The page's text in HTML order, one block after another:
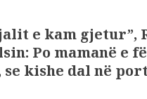
e kam gjetur”,
Po mamanë e
se kishe dal në